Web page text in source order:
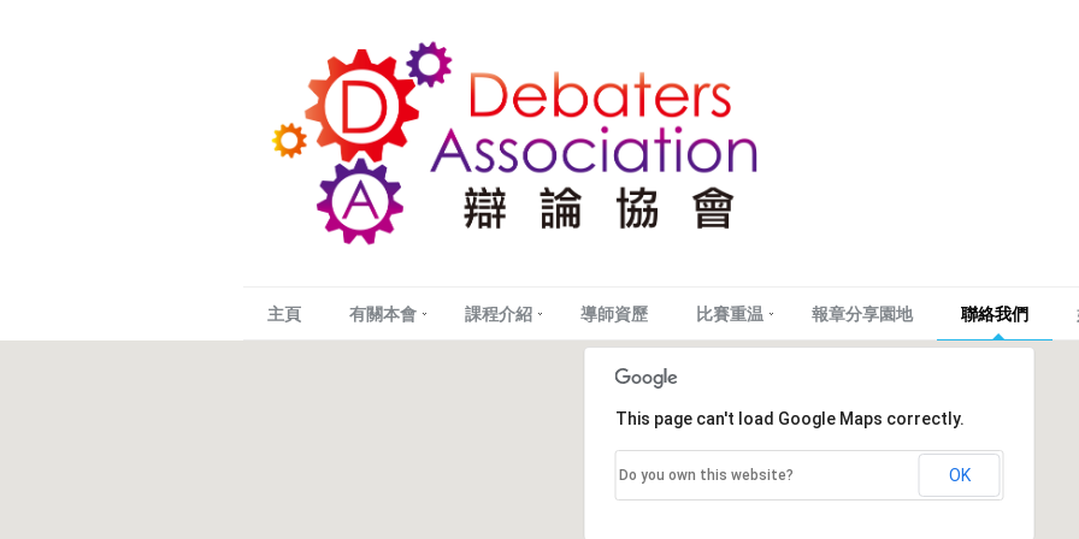
主頁 有關本會 課程介紹 導師資歷 比賽重温 報章分享園地 聯絡我們
This page can't load Google Maps correctly.
Do you own this website? OK